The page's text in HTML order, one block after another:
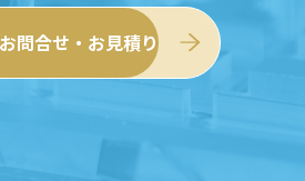
お問合せ・お見積り